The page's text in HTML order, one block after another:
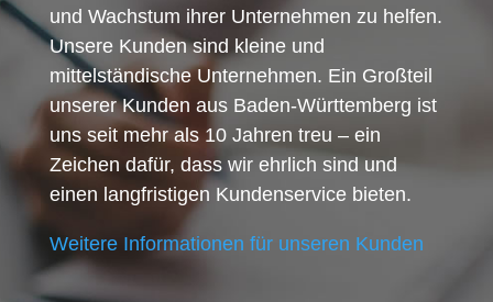
und Wachstum ihrer Unternehmen zu helfen.
Unsere Kunden sind kleine und
mittelständische Unternehmen. Ein Großteil
unserer Kunden aus Baden-Württemberg ist
uns seit mehr als 10 Jahren treu – ein
Zeichen dafür, dass wir ehrlich sind und
einen langfristigen Kundenservice bieten.
Weitere Informationen für unseren Kunden